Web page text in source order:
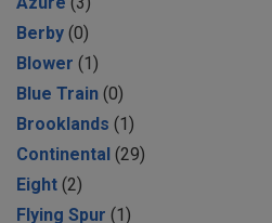
Berby (0)
Blower (1)
Blue Train (0)
Brooklands (1)
Continental (29)
Eight (2)
Flying Spur (1)